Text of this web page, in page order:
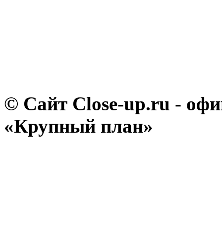
© Сайт Close-up.ru -
«Крупный план»